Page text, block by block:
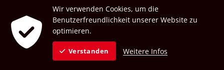
Wir verwenden Cookies, um die
Benutzerfreundlichkeit unserer Website zu
optimieren.
Verstanden Weitere Infos